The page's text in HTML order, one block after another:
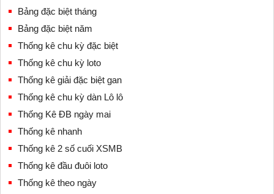
Bảng đặc biệt tháng
Bảng đặc biệt năm
Thống kê chu kỳ đặc biệt
Thống kê chu kỳ loto
Thống kê giải đặc biệt gan
Thống kê chu kỳ dàn Lô lô
Thống Kê ĐB ngày mai
Thống kê nhanh
Thống kê 2 số cuối XSMB
Thống kê đầu đuôi loto
Thống kê theo ngày